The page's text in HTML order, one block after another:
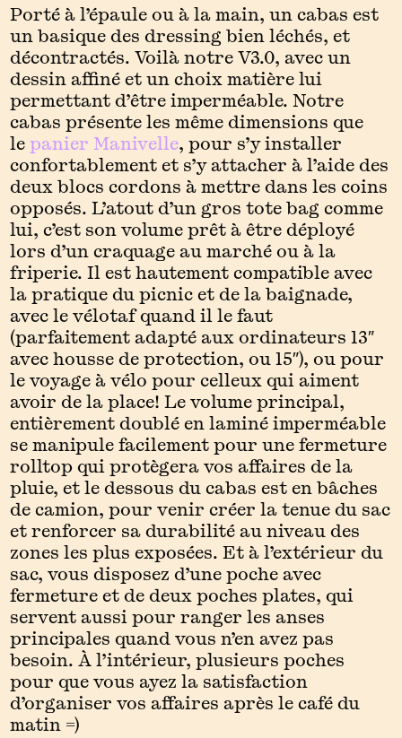
Porté à l’épaule ou à la main, un cabas est
un basique des dressing bien léchés, et
décontractés. Voilà notre V3.0, avec un
dessin affiné et un choix matière lui
permettant d’être imperméable. Notre
cabas présente les même dimensions que
lepanier Manivelle, pour s’y installer
confortablement et s’y attacher à l’aide des
deux blocs cordons à mettre dans les coins
opposés. L’atout d’un gros tote bag comme
lui, c’est son volume prêt à être déployé
lors d’un craquage au marché ou à la
friperie. Il est hautement compatible avec
la pratique du picnic et de la baignade,
avec le vélotaf quand il le faut
(parfaitement adapté aux ordinateurs 13″
avec housse de protection, ou 15″), ou pour
le voyage à vélo pour celleux qui aiment
avoir de la place! Le volume principal,
entièrement doublé en laminé imperméable
se manipule facilement pour une fermeture
rolltop qui protègera vos affaires de la
pluie, et le dessous du cabas est en bâches
de camion, pour venir créer la tenue du sac
et renforcer sa durabilité au niveau des
zones les plus exposées. Et à l’extérieur du
sac, vous disposez d’une poche avec
fermeture et de deux poches plates, qui
servent aussi pour ranger les anses
principales quand vous n’en avez pas
besoin. À l’intérieur, plusieurs poches
pour que vous ayez la satisfaction
d’organiser vos affaires après le café du
matin =)